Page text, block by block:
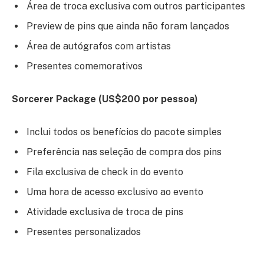
Área de troca exclusiva com outros participantes
Preview de pins que ainda não foram lançados
Área de autógrafos com artistas
Presentes comemorativos
Sorcerer Package (US$200 por pessoa)
Inclui todos os benefícios do pacote simples
Preferência nas seleção de compra dos pins
Fila exclusiva de check in do evento
Uma hora de acesso exclusivo ao evento
Atividade exclusiva de troca de pins
Presentes personalizados